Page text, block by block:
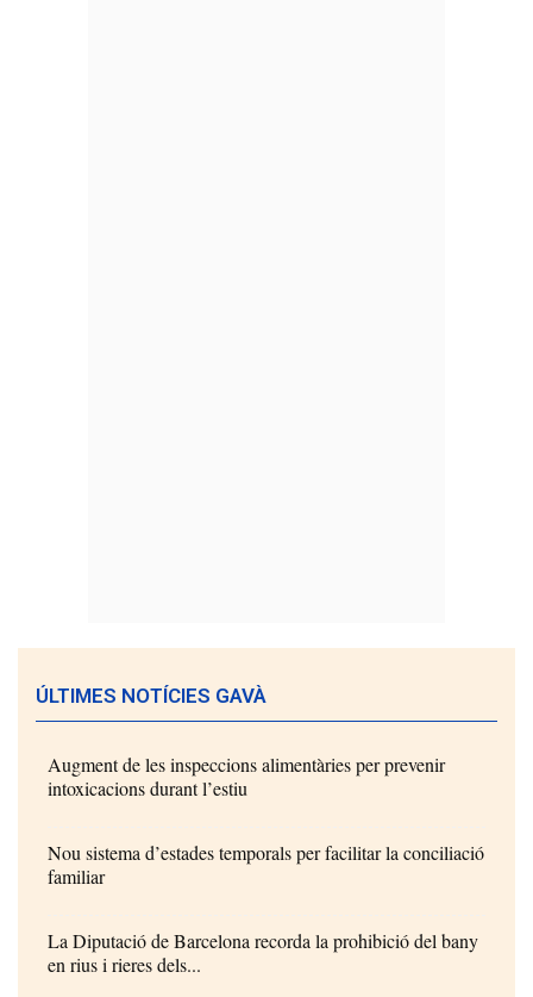
ÚLTIMES NOTÍCIES GAVÀ
Augment de les inspeccions alimentàries per prevenir
intoxicacions durant l’estiu
Nou sistema d’estades temporals per facilitar la conciliació
familiar
La Diputació de Barcelona recorda la prohibició del bany
en rius i rieres dels...